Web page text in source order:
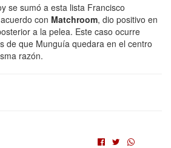
se sumó a esta lista Francisco
con Matchroom, dio positivo en
a la pelea. Este caso ocurre
de que Munguía quedara en el centro
razón.